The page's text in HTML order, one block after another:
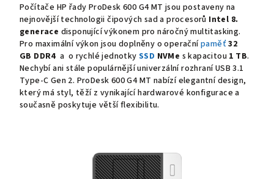
Počítače HP řady ProDesk 600 G4 MT jsou postaveny na
nejnovější technologii čipových sad a procesorů Intel 8.
generace disponující výkonem pro náročný multitasking.
Pro maximální výkon jsou doplněny o operačnípaměť32
GB DDR4 a o rychlé jednotkySSD NVMe s kapacitou 1 TB.
Nechybí ani stále populárnější univerzální rozhraní USB 3.1
Type-C Gen 2. ProDesk 600 G4 MT nabízí elegantní design,
který má styl, těží z vynikající hardwarové konfigurace a
současně poskytuje větší flexibilitu.